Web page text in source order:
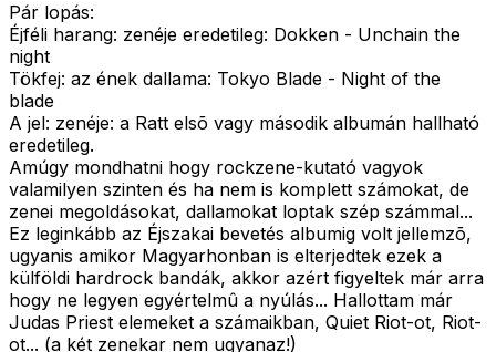
Pár lopás:
Éjféli harang: zenéje eredetileg: Dokken - Unchain the
night
Tökfej: az ének dallama: Tokyo Blade - Night of the
blade
A jel: zenéje: a Ratt elsõ vagy második albumán hallható
eredetileg.
Amúgy mondhatni hogy rockzene-kutató vagyok
valamilyen szinten és ha nem is komplett számokat, de
zenei megoldásokat, dallamokat loptak szép számmal...
Ez leginkább az Éjszakai bevetés albumig volt jellemzõ,
ugyanis amikor Magyarhonban is elterjedtek ezek a
külföldi hardrock bandák, akkor azért figyeltek már arra
hogy ne legyen egyértelmû a nyúlás... Hallottam már
Judas Priest elemeket a számaikban, Quiet Riot-ot, Riot-
ot... (a két zenekar nem ugyanaz!)